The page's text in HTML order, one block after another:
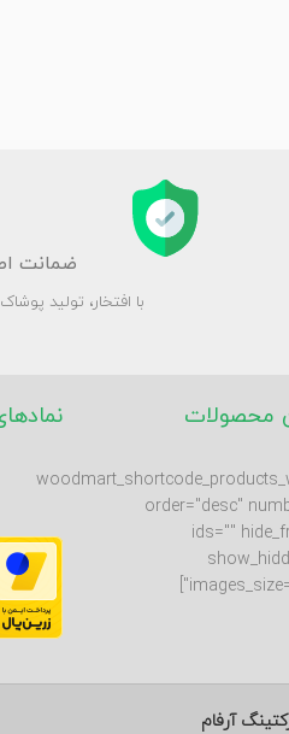
ضمانت
با افتخار، تولید
محصولات
order="desc"
ids=""
آرفام